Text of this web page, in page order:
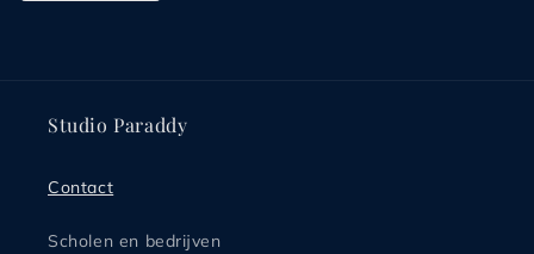
Studio Paraddy
Contact
Scholen en bedrijven